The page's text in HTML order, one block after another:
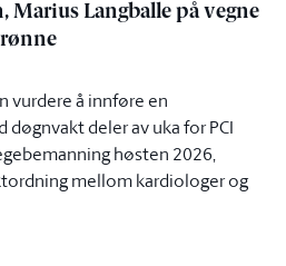
Marius Langballe på vegne
vurdere å innføre en
deler av uka for PCI
høsten 2026,
mellom kardiologer og